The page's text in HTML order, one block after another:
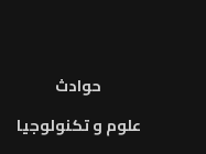
حوادث
علوم و تكنولوجيا